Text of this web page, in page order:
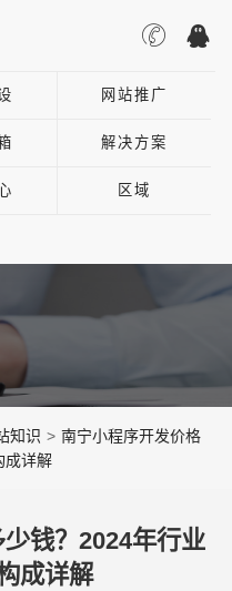
网站推广
解决方案
区域
知识 > 南宁小程序开发价格
成详解
钱？2024年行业
成详解